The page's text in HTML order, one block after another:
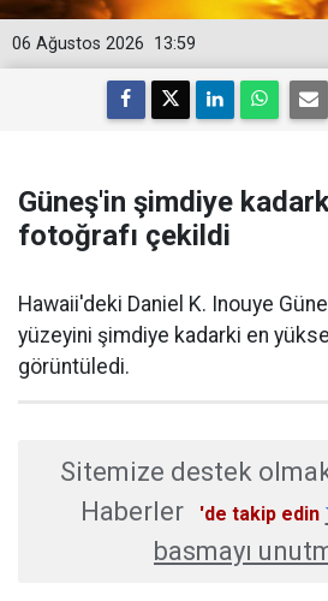
13:59
06 Ağustos 2026
Güneş'in şimdiye
fotoğrafı çekildi
Hawaii'deki Daniel K. Inouye
yüzeyini şimdiye kadarki en
görüntüledi.
Sitemize destek
Haberler
'de takip edin
basmayı